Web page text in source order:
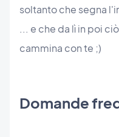
soltanto che segna
... e che da lì in poi
cammina con te ;)
Domande